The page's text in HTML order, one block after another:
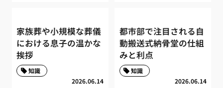
家族葬や小規模な葬儀
における息子の温かな
挨拶
2026.06.14
知識
都市部で注目される自
動搬送式納骨堂の仕組
みと利点
2026.06.14
知識